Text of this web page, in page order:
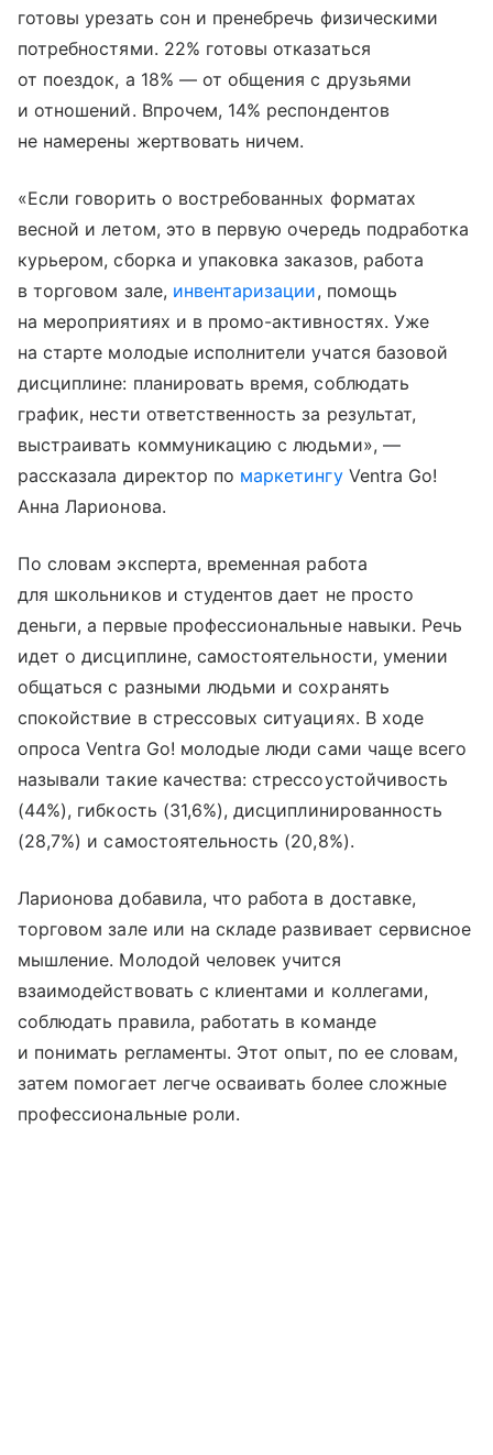
готовы урезать сон и пренебречь физическими
потребностями. 22% готовы отказаться
от поездок, а 18% — от общения с друзьями
и отношений. Впрочем, 14% респондентов
не намерены жертвовать ничем.
«Если говорить о востребованных форматах
весной и летом, это в первую очередь подработка
курьером, сборка и упаковка заказов, работа
в торговом зале, инвентаризации, помощь
на мероприятиях и в промо-активностях. Уже
на старте молодые исполнители учатся базовой
дисциплине: планировать время, соблюдать
график, нести ответственность за результат,
выстраивать коммуникацию с людьми», —
рассказала директор по маркетингуVentra Go!
Анна Ларионова.
По словам эксперта, временная работа
для школьников и студентов дает не просто
деньги, а первые профессиональные навыки. Речь
идет о дисциплине, самостоятельности, умении
общаться с разными людьми и сохранять
спокойствие в стрессовых ситуациях. В ходе
опроса Ventra Go! молодые люди сами чаще всего
называли такие качества: стрессоустойчивость
(44%), гибкость (31,6%), дисциплинированность
(28,7%) и самостоятельность (20,8%).
Ларионова добавила, что работа в доставке,
торговом зале или на складе развивает сервисное
мышление. Молодой человек учится
взаимодействовать с клиентами и коллегами,
соблюдать правила, работать в команде
и понимать регламенты. Этот опыт, по ее словам,
затем помогает легче осваивать более сложные
профессиональные роли.